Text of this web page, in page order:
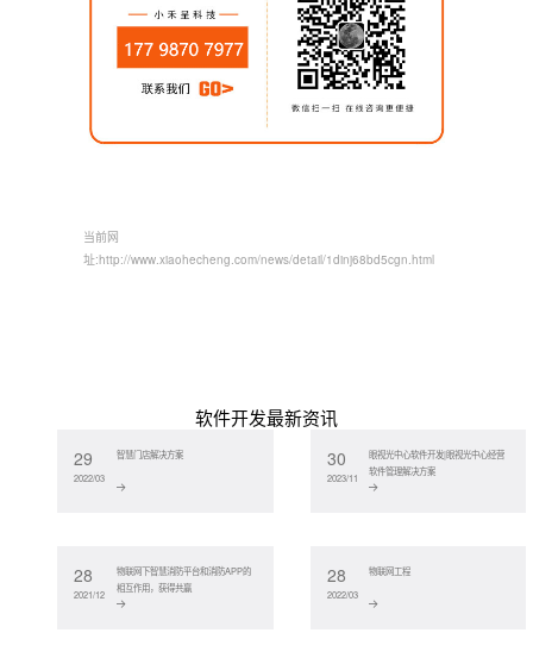
当前网
址:http://www.xiaohecheng.com/news/detail/1dinj68bd5cgn.html
软件开发最新资讯
29
2022/03
智慧门店解决方案 30
2023/11
眼视光中心软件开发|眼视光中心经营
软件管理解决方案
28
2021/12
物联网下智慧消防平台和消防APP的
相互作用，获得共赢
28
2022/03
物联网工程